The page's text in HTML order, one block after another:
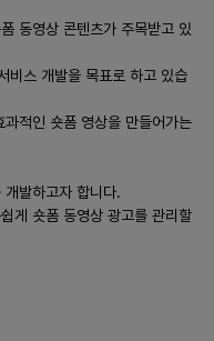
.
공.
담당자들이 PC를 통해
이룬 후 모바일 앱으로
.
트 사용자 모집.
동영상 콘텐츠가 주목받고 있
비스 개발을 목표로 하고 있습
적인 숏폼 영상을 만들어가는
발하고자 합니다.
게 숏폼 동영상 광고를 관리할